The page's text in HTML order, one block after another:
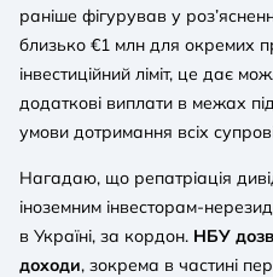
раніше фігурував у
близько €1 млн для окремих
інвестиційний ліміт, це дає
додаткові виплати в межах
умови дотримання всіх
Нагадаю, що репатріація
іноземним інвесторам-
в Україні, за кордон. НБУ
доходи, зокрема в частині